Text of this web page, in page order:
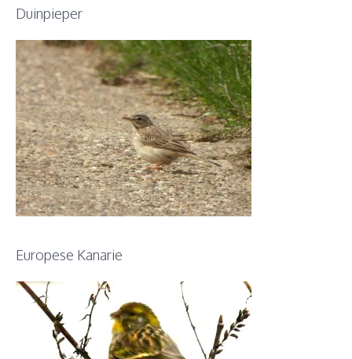
Duinpieper
Europese Kanarie